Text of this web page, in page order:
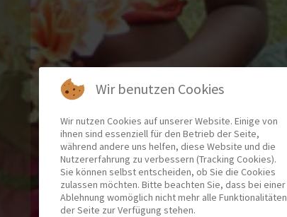
Wir benutzen Cookies
Wir nutzen Cookies auf unserer Website. Einige von
ihnen sind essenziell für den Betrieb der Seite,
während andere uns helfen, diese Website und die
Nutzererfahrung zu verbessern (Tracking Cookies).
Sie können selbst entscheiden, ob Sie die Cookies
zulassen möchten. Bitte beachten Sie, dass bei einer
Ablehnung womöglich nicht mehr alle Funktionalitäten
der Seite zur Verfügung stehen.